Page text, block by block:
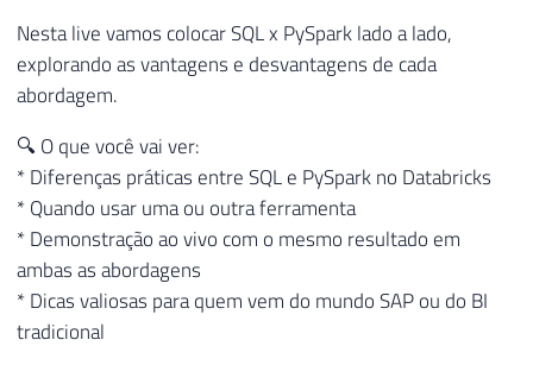
Nesta live vamos colocar SQL x PySpark lado a lado,
explorando as vantagens e desvantagens de cada
abordagem.
🔍 O que você vai ver:
* Diferenças práticas entre SQL e PySpark no Databricks
* Quando usar uma ou outra ferramenta
* Demonstração ao vivo com o mesmo resultado em
ambas as abordagens
* Dicas valiosas para quem vem do mundo SAP ou do BI
tradicional